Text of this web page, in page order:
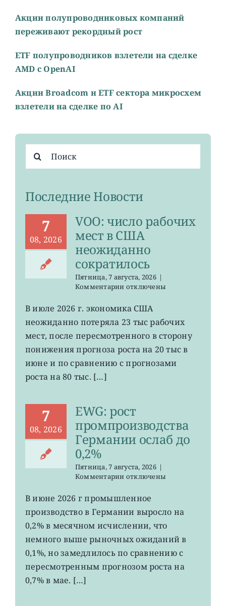
Акции полупроводниковых компаний
переживают рекордный рост
ETF полупроводников взлетели на сделке
AMD с OpenAI
Акции Broadcom и ETF сектора микросхем
взлетели на сделке по AI
поиска:
Последние Новости
7
08, 2026
VOO: число рабочих
мест в США
неожиданно
сократилось
Пятница, 7 августа, 2026 |
Комментариик
VOO:
рабочих
мест
США
неожиданно
отключены
В июле 2026 г. экономика США
неожиданно потеряла 23 тыс рабочих
мест, после пересмотренного в сторону
понижения прогноза роста на 20 тыс в
июне и по сравнению с прогнозами
роста на 80 тыс. […]
7
08, 2026
EWG: рост
промпроизводства
Германии ослаб до
0,2%
Пятница, 7 августа, 2026 |
Комментариик
EWG:
рост
промпроизводства
Германии
до
0,2%
отключены
В июне 2026 г промышленное
производство в Германии выросло на
0,2% в месячном исчислении, что
немного выше рыночных ожиданий в
0,1%, но замедлилось по сравнению с
пересмотренным прогнозом роста на
0,7% в мае. […]